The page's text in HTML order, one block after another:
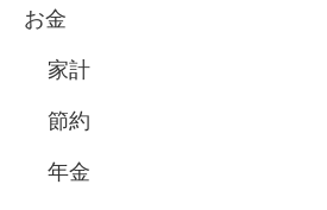
お金
家計
節約
年金